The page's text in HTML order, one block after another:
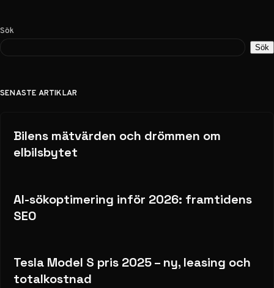
Sök
Sök
SENASTE ARTIKLAR
Bilens mätvärden och drömmen om
elbilsbytet
AI-sökoptimering inför 2026: framtidens
SEO
Tesla Model S pris 2025 – ny, leasing och
totalkostnad